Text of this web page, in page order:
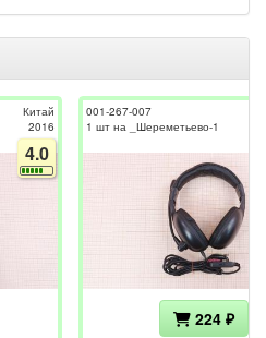
Китай
2016
4.0
001-267-007
1 шт на _Шереметьево-1
224 ₽